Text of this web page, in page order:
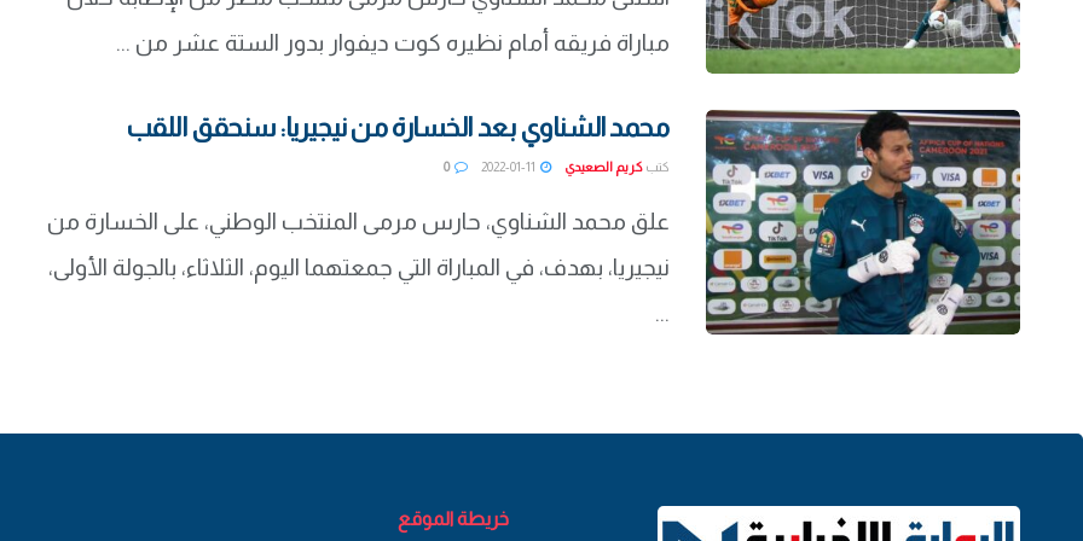
مباراة فريقه أمام نظيره كوت ديفوار بدور الستة عشر من ...
محمد الشناوي بعد الخسارة من نيجيريا: سنحقق اللقب
كتب كريم الصعيدي 0
علق محمد الشناوي، حارس مرمى المنتخب الوطني، على الخسارة من
نيجيريا، بهدف، في المباراة التي جمعتهما اليوم، الثلاثاء، بالجولة الأولى،
...
خريطة الموقع